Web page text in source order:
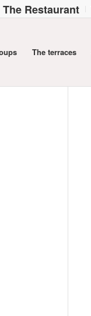
The Restaurant
The terraces